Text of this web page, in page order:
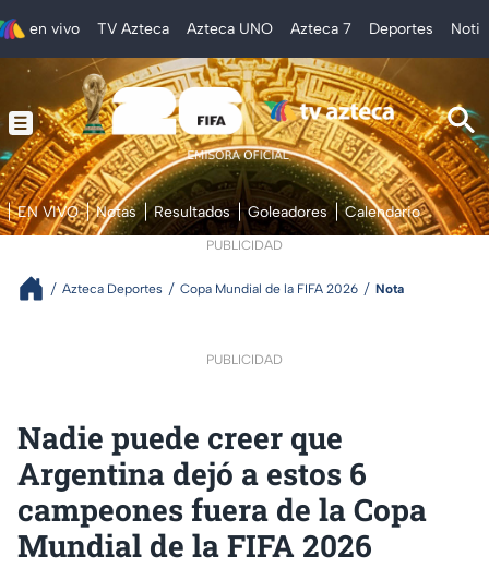
en vivo TV Azteca Azteca UNO Azteca 7 Deportes
EN VIVO Notas Resultados Goleadores Calendario
PUBLICIDAD
Azteca Deportes Copa Mundial de la FIFA 2026 Nota
PUBLICIDAD
Nadie puede creer que
Argentina dejó a estos 6
campeones fuera de la Copa
Mundial de la FIFA 2026